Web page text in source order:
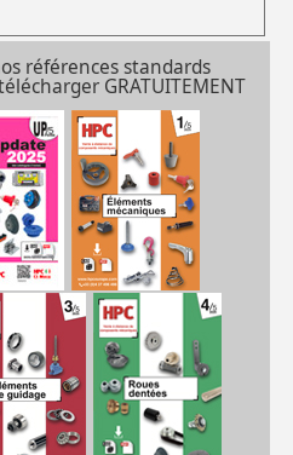
références standards
GRATUITEMENT